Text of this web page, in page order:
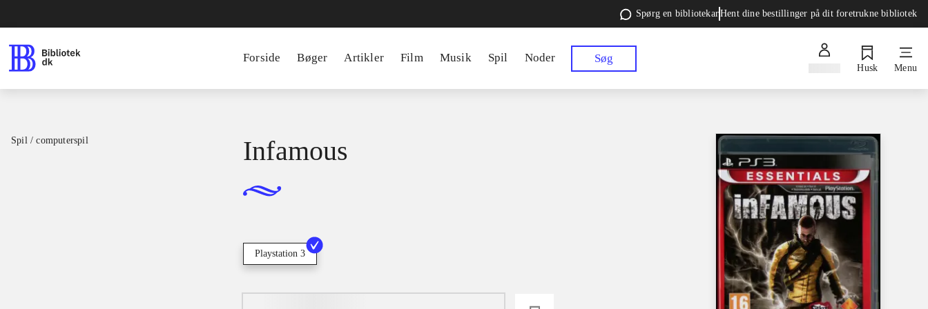
Spørg en bibliotekarHent dine bestillinger på dit foretrukne bibliotek
Forside Bøger Artikler Film Musik Spil Noder Søg
Husk Menu
Spil / computerspil Infamous
Playstation 3